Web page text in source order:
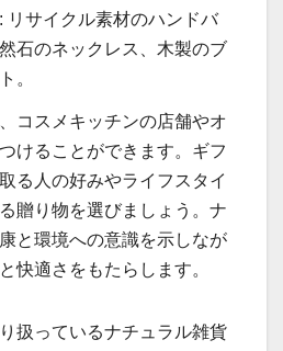
リサイクル素材のハンドバ
石のネックレス、木製のブ
。
コスメキッチンの店舗やオ
けることができます。ギフ
る人の好みやライフスタイ
贈り物を選びましょう。ナ
と環境への意識を示しなが
快適さをもたらします。
扱っているナチュラル雑貨